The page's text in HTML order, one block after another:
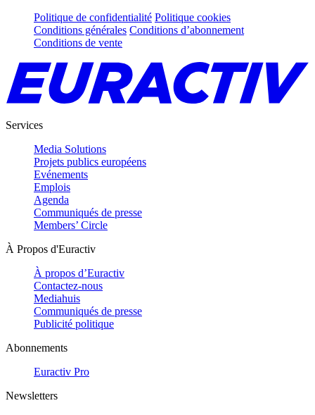
Politique de confidentialité Politique cookies
Conditions générales Conditions d’abonnement
Conditions de vente
Services
Media Solutions
Projets publics européens
Evénements
Emplois
Agenda
Communiqués de presse
Members’ Circle
À Propos d'Euractiv
À propos d’Euractiv
Contactez-nous
Mediahuis
Communiqués de presse
Publicité politique
Abonnements
Euractiv Pro
Newsletters